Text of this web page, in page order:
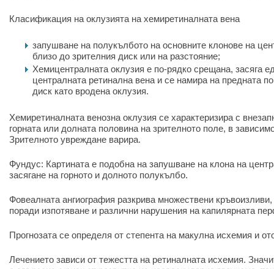
Класификация на оклузията на хемиретиналната вена
запушване на полукълбото на основните клонове на
близо до зрителния диск или на разстояние;
Хемицентралната оклузия е по-рядко срещана, засяга
централната ретинална вена и се намира на предната
диск като вродена оклузия.
Хемиретиналната венозна оклузия се характеризира с
горната или долната половина на зрителното поле, в
Зрителното увреждане варира.
Фундус: Картината е подобна на запушване на клона на
засягане на горното и долното полукълбо.
Фовеалната ангиография разкрива множествени
поради изпотяване и различни нарушения на капилярната
Прогнозата се определя от степента на макулна исхемия и
Лечението зависи от тежестта на ретиналната исхемия.